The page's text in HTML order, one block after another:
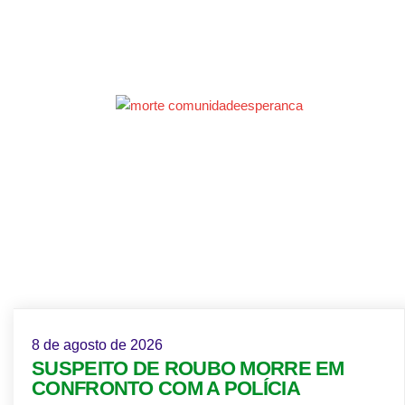
8 de agosto de 2026
SUSPEITO DE ROUBO MORRE EM
CONFRONTO COM A POLÍCIA